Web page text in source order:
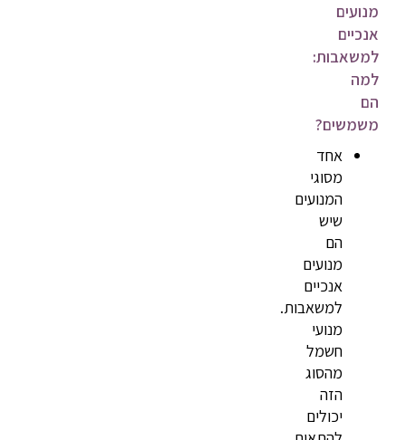
מנועים
אנכיים
למשאבות:
למה
הם
משמשים?
אחד
מסוגי
המנועים
שיש
הם
מנועים
אנכיים
למשאבות.
מנועי
חשמל
מהסוג
הזה
יכולים